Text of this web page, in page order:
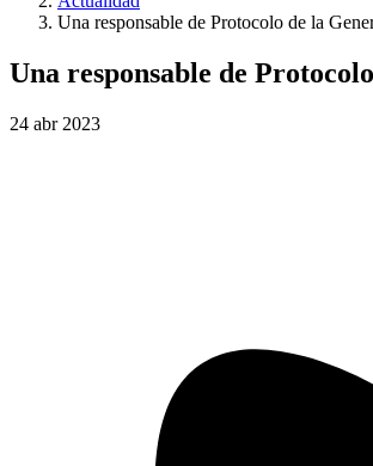
Una responsable de Protocolo de la
Una responsable de
24 abr 2023